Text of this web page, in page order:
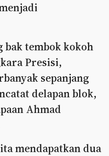
bak tembok kokoh
Presisi,
sepanjang
delapan blok,
Ahmad
mendapatkan dua